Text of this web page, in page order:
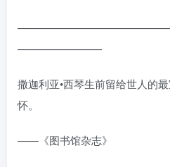
————————
撒迦利亚•西琴生前留给世人的
怀。
——《图书馆杂志》